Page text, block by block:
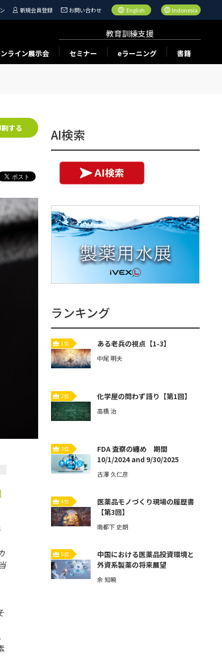
新規会員登録 お問い合わせ English Indonesia
ライン展示会
教育訓練支援
セミナー eラーニング 書籍
する AI検索
ランキング
1位 ある老兵の視点【1-3】
中尾 明夫
2位 化学屋の問わず語り【第1回】
高橋 治
3位
FDA 査察の纏め 期間
10/1/2024 and 9/30/2025
古澤 久仁彦
4位
医薬品モノづくり現場の履歴書
【第3回】
南都下 史朗
5位
中国における医薬品投資環境と
外資系製薬の将来展望
余 知暁